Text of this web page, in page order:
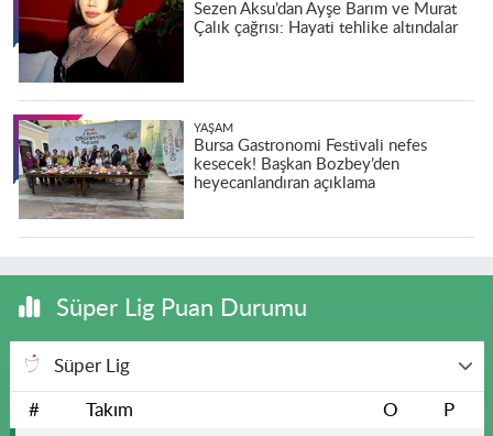
Sezen Aksu’dan Ayşe Barım ve Murat
Çalık çağrısı: Hayati tehlike altındalar
YAŞAM
Bursa Gastronomi Festivali nefes
kesecek! Başkan Bozbey’den
heyecanlandıran açıklama
Süper Lig Puan Durumu
Süper Lig
# Takım O P